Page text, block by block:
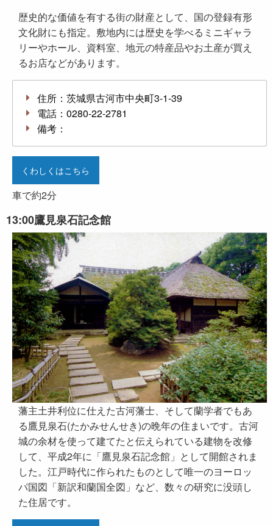
歴史的な価値を有する街の財産として、国の登録有形
文化財にも指定。敷地内には歴史を学べるミニギャラ
リーやホール、資料室、地元の特産品やお土産が買え
るお店などがあります。
住所：茨城県古河市中央町3-1-39
電話：0280-22-2781
備考：
くわしくはこちら
車で約2分
13:00鷹見泉石記念館
藩主土井利位に仕えた古河藩士、そして蘭学者でもあ
る鷹見泉石(たかみせんせき)の晩年の住まいです。古河
城の余材を使って建てたと伝えられている建物を改修
して、平成2年に「鷹見泉石記念館」として開館されま
した。江戸時代に作られたものとして唯一のヨーロッ
パ国図「新訳和蘭国全図」など、数々の研究に没頭し
た住居です。